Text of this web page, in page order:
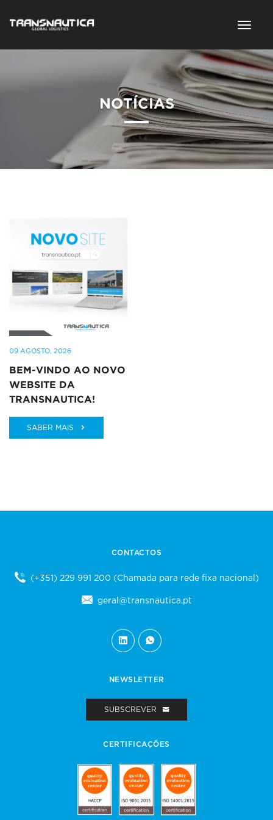
NOTÍCIAS
09 AGOSTO, 2026
BEM-VINDO AO NOVO
WEBSITE DA
TRANSNAUTICA!
SABER MAIS
CONTACTOS
(+351) 229 991 200 (Chamada para rede fixa nacional)
geral@transnautica.pt
NEWSLETTER
SUBSCREVER
CERTIFICAÇÕES